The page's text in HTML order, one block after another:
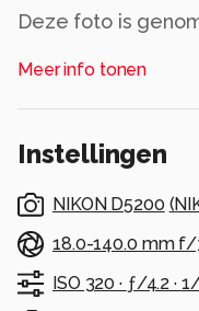
Deze foto is
Meer info tonen
Instellingen
NIKON D5200 (
18.0-140.0 mm f/
ISO 320 · ƒ/4.2 · 1/